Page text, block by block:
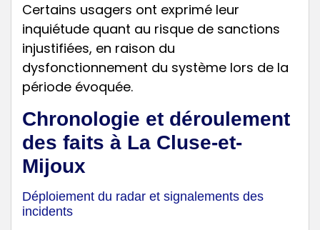
Certains usagers ont exprimé leur
inquiétude quant au risque de sanctions
injustifiées, en raison du
dysfonctionnement du système lors de la
période évoquée.
Chronologie et déroulement
des faits à La Cluse-et-
Mijoux
Déploiement du radar et signalements des
incidents